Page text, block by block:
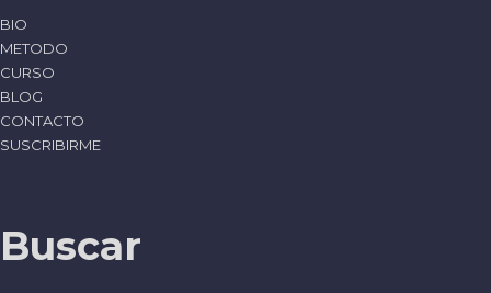
BIO
METODO
CURSO
BLOG
CONTACTO
SUSCRIBIRME
Buscar